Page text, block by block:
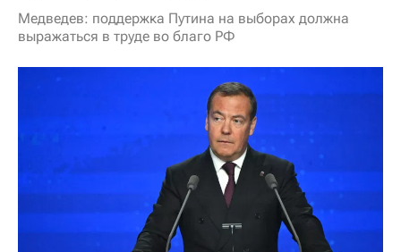
Медведев: поддержка Путина на выборах должна
выражаться в труде во благо РФ